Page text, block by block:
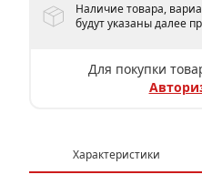
Наличие товара,
будут указаны далее
Для покупки
Характеристики